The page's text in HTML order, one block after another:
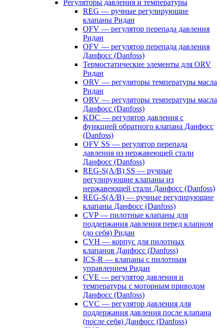
Регуляторы давления и температуры
REG — ручные регулирующие
клапаны Ридан
OFV — регулятор перепада давления
Ридан
OFV — регулятор перепада давления
Данфосс (Danfoss)
Термостатические элементы для ORV
Ридан
ORV — регуляторы температуры масла
Ридан
ORV — регуляторы температуры масла
Данфосс (Danfoss)
KDC — регулятор давления с
функцией обратного клапана Данфосс
(Danfoss)
OFV SS — регулятор перепада
давления из нержавеющей стали
Данфосс (Danfoss)
REG-S(A/B) SS — ручные
регулирующие клапаны из
нержавеющей стали Данфосс (Danfoss)
REG-S(A/B) — ручные регулирующие
клапаны Данфосс (Danfoss)
CVP — пилотные клапаны для
поддержания давления перед клапном
(до себя) Ридан
CVH — корпус для пилотных
клапанов Данфосс (Danfoss)
ICS-R — клапаны с пилотным
управлением Ридан
CVE — регулятор давления и
температуры с моторным приводом
Данфосс (Danfoss)
CVС — регулятор давления для
поддержания давления после клапана
(после себя) Данфосс (Danfoss)